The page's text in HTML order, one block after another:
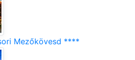
Mezőkövesd ****